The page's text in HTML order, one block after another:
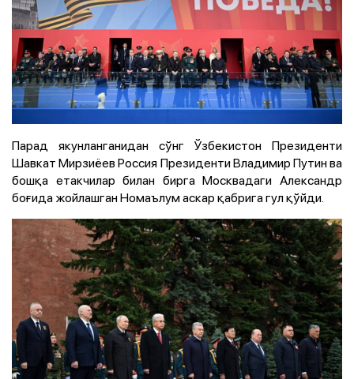
Парад якунланганидан сўнг Ўзбекистон Президенти
Шавкат Мирзиёев Россия Президенти Владимир Путин ва
бошқа етакчилар билан бирга Москвадаги Александр
боғида жойлашган Номаълум аскар қабрига гул қўйди.